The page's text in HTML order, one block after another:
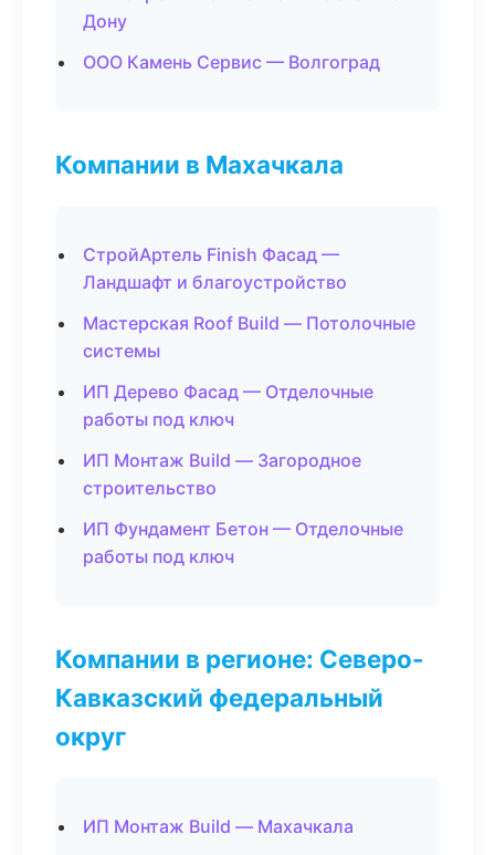
Дону
ООО Камень Сервис — Волгоград
Компании в Махачкала
СтройАртель Finish Фасад —
Ландшафт и благоустройство
Мастерская Roof Build — Потолочные
системы
ИП Дерево Фасад — Отделочные
работы под ключ
ИП Монтаж Build — Загородное
строительство
ИП Фундамент Бетон — Отделочные
работы под ключ
Компании в регионе: Северо-
Кавказский федеральный
округ
ИП Монтаж Build — Махачкала